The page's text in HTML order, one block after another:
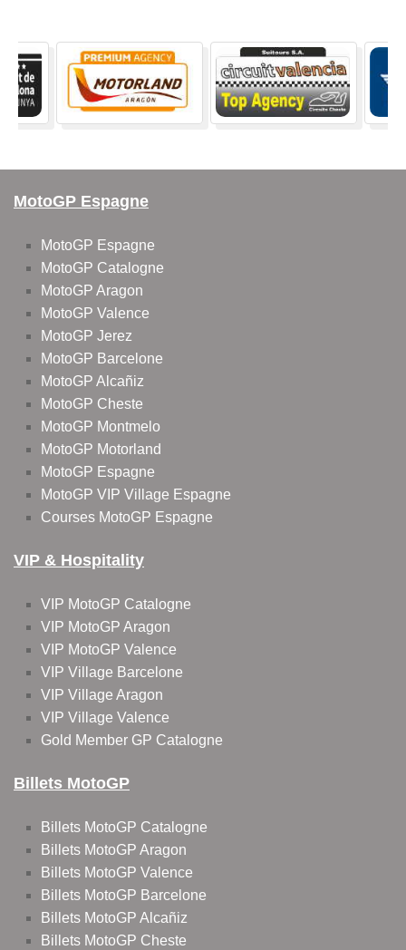
MotoGP Espagne
MotoGP Espagne
MotoGP Catalogne
MotoGP Aragon
MotoGP Valence
MotoGP Jerez
MotoGP Barcelone
MotoGP Alcañiz
MotoGP Cheste
MotoGP Montmelo
MotoGP Motorland
MotoGP Espagne
MotoGP VIP Village Espagne
Courses MotoGP Espagne
VIP & Hospitality
VIP MotoGP Catalogne
VIP MotoGP Aragon
VIP MotoGP Valence
VIP Village Barcelone
VIP Village Aragon
VIP Village Valence
Gold Member GP Catalogne
Billets MotoGP
Billets MotoGP Catalogne
Billets MotoGP Aragon
Billets MotoGP Valence
Billets MotoGP Barcelone
Billets MotoGP Alcañiz
Billets MotoGP Cheste